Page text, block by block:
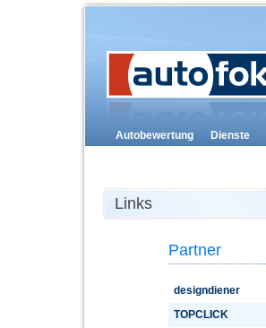
Autobewertung Dienste
Links
Partner
designdiener
TOPCLICK